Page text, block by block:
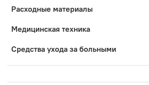
Расходные материалы
Медицинская техника
Средства ухода за больными